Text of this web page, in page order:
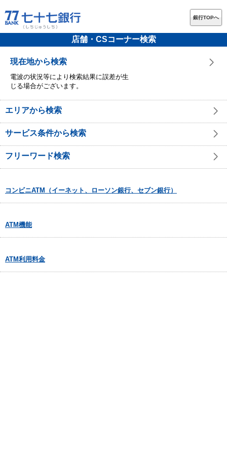
銀行TOPへ
店舗・CSコーナー検索
現在地から検索
電波の状況等により検索結果に誤差が生
じる場合がございます。
エリアから検索
サービス条件から検索
フリーワード検索
コンビニATM（イーネット、ローソン銀行、セブン銀行）
ATM機能
ATM利用料金